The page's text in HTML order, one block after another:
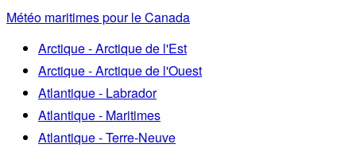
Météo maritimes pour le Canada
Arctique - Arctique de l'Est
Arctique - Arctique de l'Ouest
Atlantique - Labrador
Atlantique - Maritimes
Atlantique - Terre-Neuve